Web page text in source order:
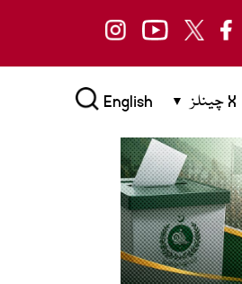
X چینلز English